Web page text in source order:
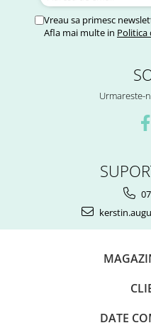
Vreau sa primesc
Afla mai multe in
Urmareste-
DATE